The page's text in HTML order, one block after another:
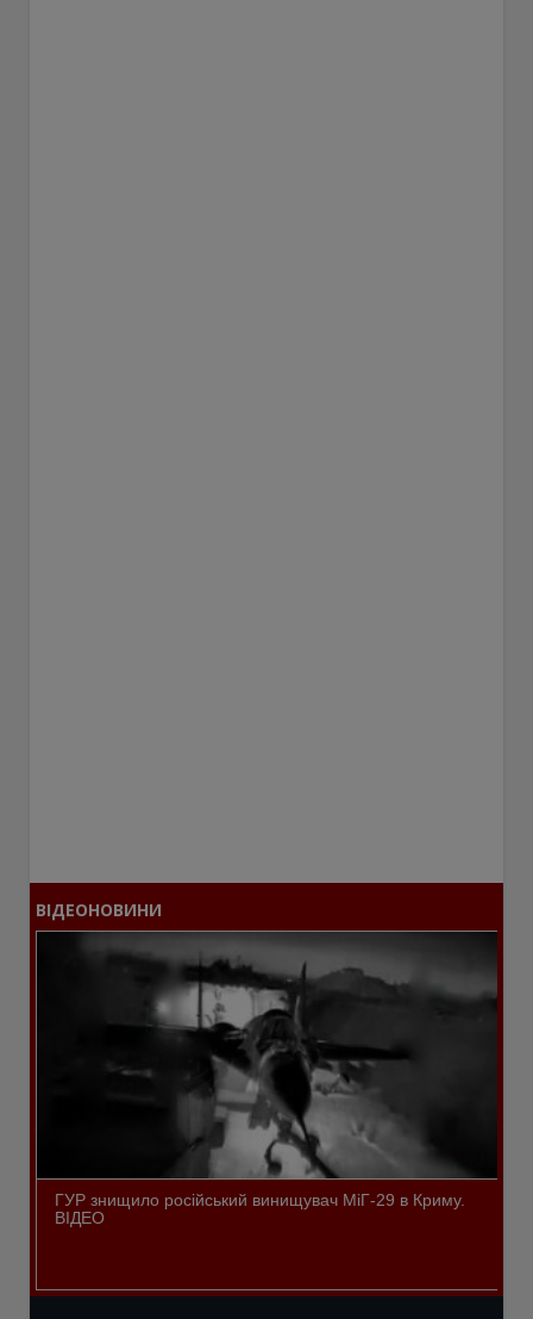
ВІДЕОНОВИНИ
ГУР знищило російський винищувач МіГ-29 в Криму.
ВІДЕО